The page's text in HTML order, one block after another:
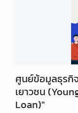
ศูนย์ข้อมูลธุรกิ
เยาวชน
Loan)"